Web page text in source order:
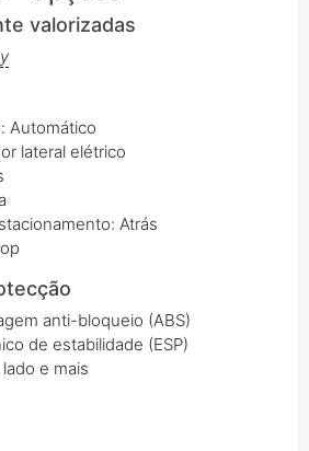
valorizadas
Automático
lateral elétrico
Atrás
anti-bloqueio (ABS)
de estabilidade (ESP)
e mais